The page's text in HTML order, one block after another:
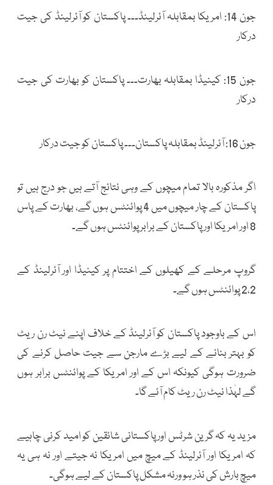
جون 14: امریکا بمقابلہ آئرلینڈ۔۔۔ پاکستان کو آئرلینڈ کی جیت
درکار
جون 15: کینیڈا بمقابلہ بھارت۔۔۔ پاکستان کو بھارت کی جیت
درکار
جون 16: آئرلینڈ بمقابلہ پاکستان۔۔۔ پاکستان کو جیت درکار
اگر مذکورہ بالا تمام میچوں کے وہی نتائج آتے ہیں جو درج ہیں تو
پاکستان کے چار میچوں میں 4 پوائنٹس ہوں گے، بھارت کے پاس
8 اور امریکا اور پاکستان کے برابر پوائنٹس ہوں گے۔
گروپ مرحلے کے کھیلوں کے اختتام پر کینیڈا اور آئرلینڈ کے
2،2 پوائنٹس ہوں گے۔
اس کے باوجود پاکستان کو آئرلینڈ کے خلاف اپنے نیٹ رن ریٹ
کو بہتر بنانے کے لیے بڑے مارجن سے جیت حاصل کرنے کی
ضرورت ہوگی کیونکہ اس کے اور امریکا کے پوائنٹس برابر ہوں
گے لہٰذا نیٹ رن ریٹ کام آئے گا۔
مزید یہ کہ گرین شرٹس اور پاکستانی شائقین کو امید کرنی چاہیے
کہ امریکا اور آئرلینڈ کے میچ میں امریکا نہ جیتے اور نہ ہی یہ
میچ بارش کی نذر ہو ورنہ مشکل پاکستان کے لیے ہوگی۔